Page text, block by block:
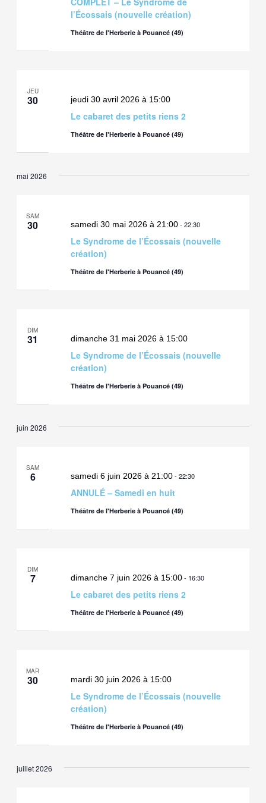
l’Écossais (nouvelle création)
Théâtre de l'Herberie à Pouancé (49)
JEU
30
Le cabaret des petits riens 2
jeudi 30 avril 2026 à 15:00
Théâtre de l'Herberie à Pouancé (49)
mai 2026
SAM
30
Le Syndrome de l’Écossais (nouvelle
création)
samedi 30 mai 2026 à 21:00-22:30
Théâtre de l'Herberie à Pouancé (49)
DIM
31
Le Syndrome de l’Écossais (nouvelle
création)
dimanche 31 mai 2026 à 15:00
Théâtre de l'Herberie à Pouancé (49)
juin 2026
SAM
6
ANNULÉ – Samedi en huit
samedi 6 juin 2026 à 21:00-22:30
Théâtre de l'Herberie à Pouancé (49)
DIM
7
Le cabaret des petits riens 2
dimanche 7 juin 2026 à 15:00- 16:30
Théâtre de l'Herberie à Pouancé (49)
MAR
30
Le Syndrome de l’Écossais (nouvelle
création)
mardi 30 juin 2026 à 15:00
Théâtre de l'Herberie à Pouancé (49)
juillet 2026